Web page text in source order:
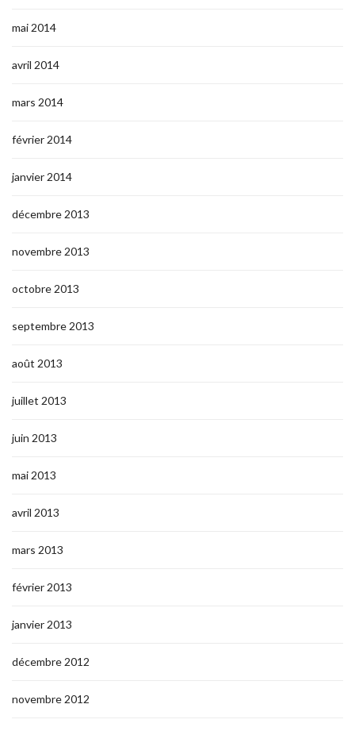
mai 2014
avril 2014
mars 2014
février 2014
janvier 2014
décembre 2013
novembre 2013
octobre 2013
septembre 2013
août 2013
juillet 2013
juin 2013
mai 2013
avril 2013
mars 2013
février 2013
janvier 2013
décembre 2012
novembre 2012